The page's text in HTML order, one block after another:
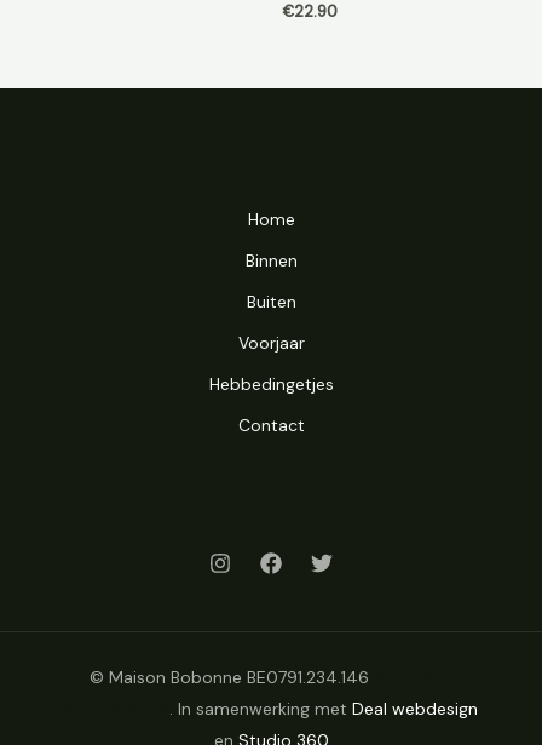
€22.90
Home
Binnen
Buiten
Voorjaar
Hebbedingetjes
Contact
© Maison Bobonne BE0791.234.146
. In samenwerking met Deal webdesign
en Studio 360